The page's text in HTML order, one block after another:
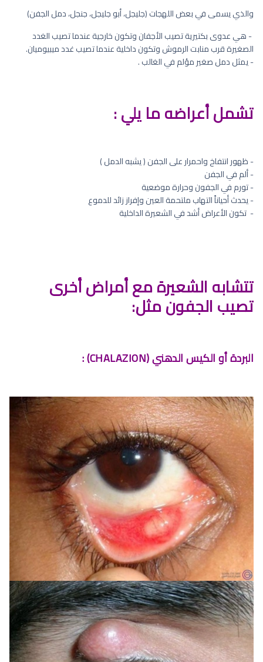
والذي يسمى في بعض اللهجات (جليجل، أبو جليجل، جنجل، دمل الجفن)
- هي عدوى بكتيرية تصيب الأجفان وتكون خارجية عندما تصيب الغدد
الصغيرة قرب منابت الرموش وتكون داخلية عندما تصيب غدد ميبيوميان.
- يمثل دمل صغير مؤلم في الغالب .
تشمل أعراضه ما يلي :
- ظهور انتفاخ واحمرار على الجفن ( يشبه الدمل )
- ألم في الجفن
- تورم في الجفون وحرارة موضعية
- يحدث أحياناً التهاب ملتحمة العين وإفراز زائد للدموع
- ⁠ تكون الأعراض أشد في الشعيرة الداخلية
تتشابه الشعيرة مع أمراض أخرى
تصيب الجفون مثل:
البردة أو الكيس الدهني (CHALAZION) :